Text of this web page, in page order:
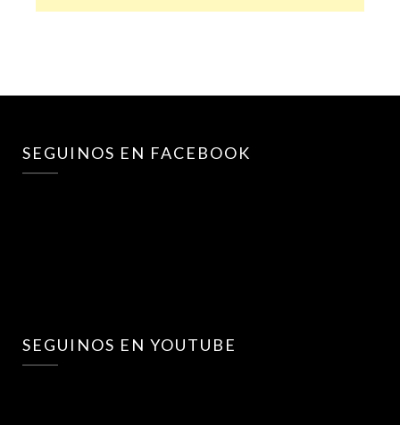
SEGUINOS EN FACEBOOK
SEGUINOS EN YOUTUBE